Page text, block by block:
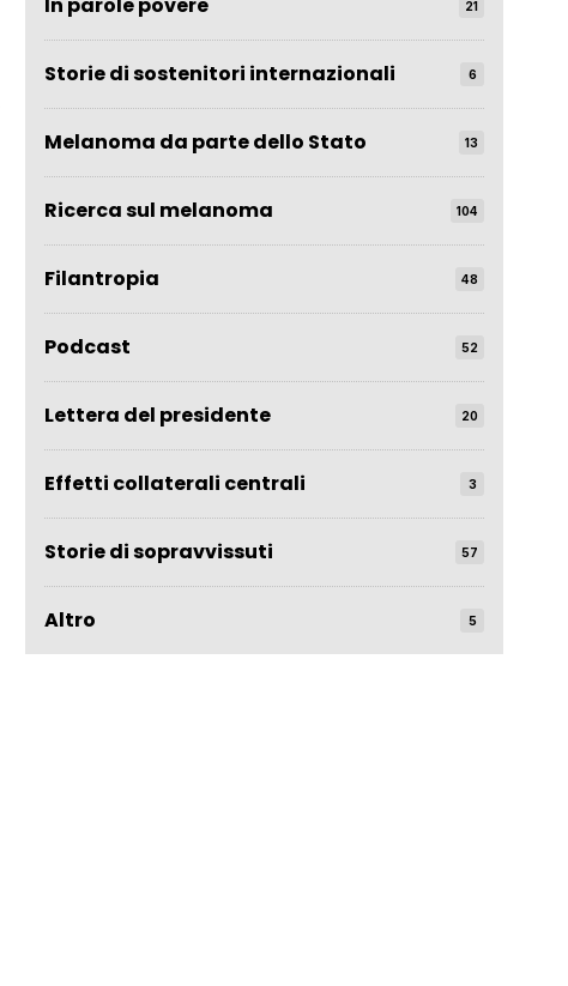
21
Storie di sostenitori internazionali 6
Melanoma da parte dello Stato 13
Ricerca sul melanoma 104
Filantropia 48
Podcast 52
Lettera del presidente 20
Effetti collaterali centrali 3
Storie di sopravvissuti 57
Altro 5